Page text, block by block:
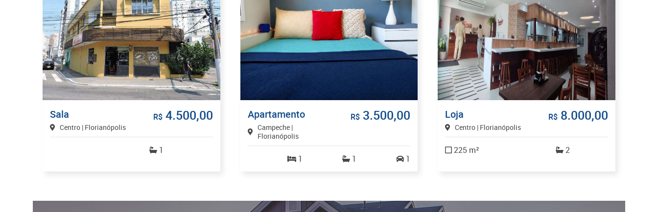
Sala
Centro | Florianópolis
R$ 4.500,00
1
Apartamento
Campeche |
Florianópolis
R$ 3.500,00
1 1 1
Loja
Centro | Florianópolis
R$8.000,00
225 m² 2